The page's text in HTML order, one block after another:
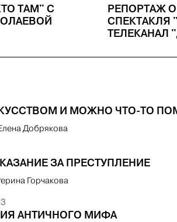
ТАМ" С
РЕПОРТАЖ
СПЕКТАКЛЯ
ТЕЛЕКАНАЛ
И МОЖНО ЧТО-ТО
Добрякова
ЗА ПРЕСТУПЛЕНИЕ
Горчакова
АНТИЧНОГО МИФА